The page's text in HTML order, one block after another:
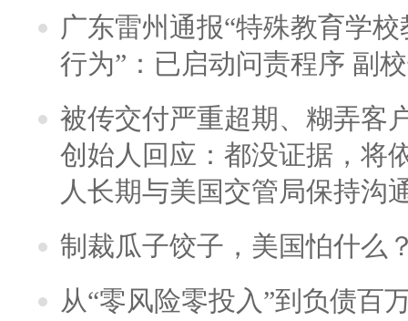
广东雷州通报“特殊教育学
行为”：已启动问责程序 副
被传交付严重超期、糊弄客
创始人回应：都没证据，将
人长期与美国交管局保持沟
制裁瓜子饺子，美国怕什么
从“零风险零投入”到负债百